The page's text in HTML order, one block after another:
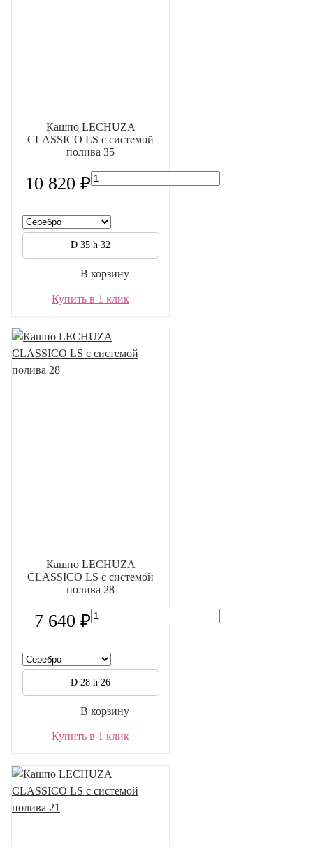
Кашпо LECHUZA
CLASSICO LS с системой
полива 35
10 820 ₽
D 35 h 32
В корзину
Купить в 1 клик
Кашпо LECHUZA
CLASSICO LS с системой
полива 28
7 640 ₽
D 28 h 26
В корзину
Купить в 1 клик